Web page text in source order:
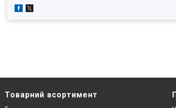
Товарний асортимент